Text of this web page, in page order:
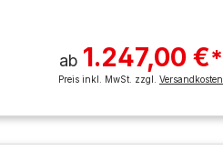
ab 1.247,00 €*
Preis inkl. MwSt. zzgl. Versandkosten